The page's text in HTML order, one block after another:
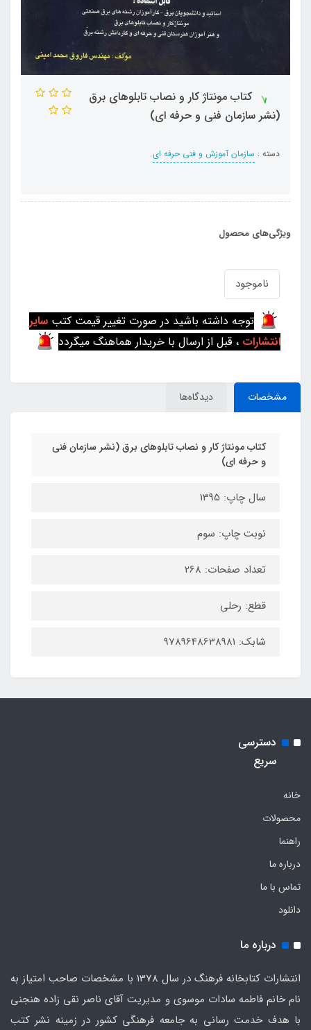
کتاب مونتاژ کار و نصاب تابلوهای برق
(نشر سازمان فنی و حرفه ای)
دسته : سازمان آموزش و فنی حرفه ای
ویژگی‌های محصول
ناموجود
توجه داشته باشید در صورت تغییر قیمت کتب سایر
انتشارات ، قبل از ارسال با خریدار هماهنگ میگردد
مشخصات دیدگاه‌ها
کتاب مونتاژ کار و نصاب تابلوهای برق (نشر سازمان فنی
و حرفه ای)
سال چاپ: 1395
نوبت چاپ: سوم
تعداد صفحات: 268
قطع: رحلی
شابک: 9789648638981
دسترسی
سریع
خانه
محصولات
راهنما
درباره ما
تماس با ما
دانلود
درباره ما
انتشارات کتابخانه فرهنگ در سال 1378 با مشخصات صاحب امتیاز به
نام خانم فاطمه سادات موسوی و مدیریت آقای ناصر نقی زاده هنجنی
با هدف خدمت رسانی به جامعه فرهنگی کشور در زمینه نشر کتب